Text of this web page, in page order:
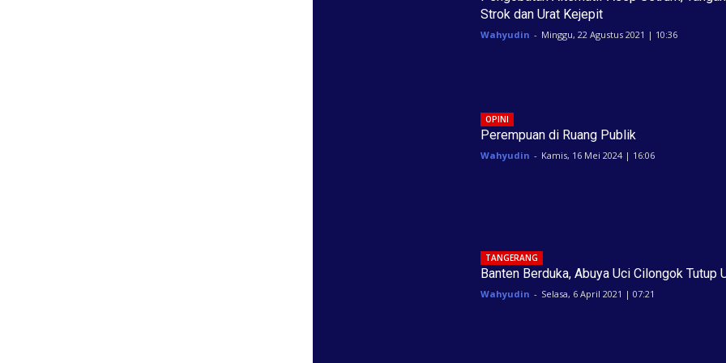
Strok dan Urat Kejepit
Wahyudin - Minggu, 22 Agustus 2021 | 10:36
OPINI
Perempuan di Ruang Publik
Wahyudin - Kamis, 16 Mei 2024 | 16:06
TANGERANG
Banten Berduka, Abuya Uci Cilongok Tutup
Wahyudin - Selasa, 6 April 2021 | 07:21